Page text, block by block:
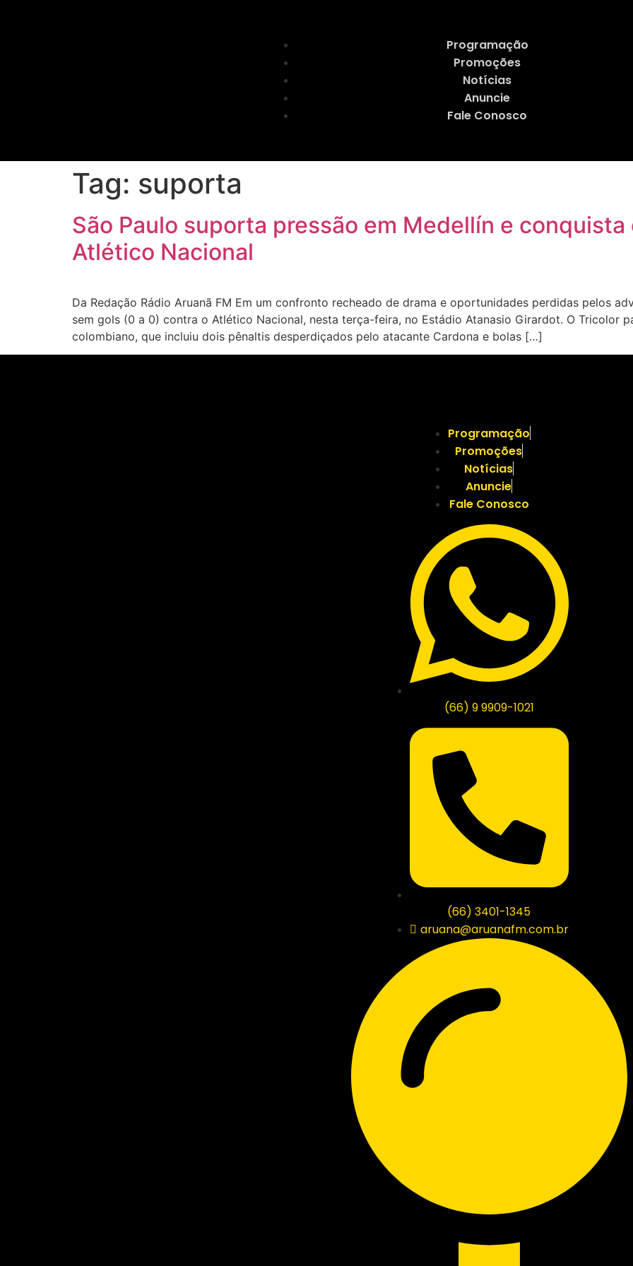
Programação
Promoções
Notícias
Anuncie
Fale Conosco
Tag: suporta
São Paulo suporta pressão em Medellín e
Atlético Nacional
Da Redação Rádio Aruanã FM Em um confronto recheado de drama e oportunidades perdidas pelos
sem gols (0 a 0) contra o Atlético Nacional, nesta terça-feira, no Estádio Atanasio Girardot. O Tricolor
colombiano, que incluiu dois pênaltis desperdiçados pelo atacante Cardona e bolas […]
Programação
Promoções
Notícias
Anuncie
Fale Conosco
(66) 9 9909-1021
(66) 3401-1345
aruana@aruanafm.com.br